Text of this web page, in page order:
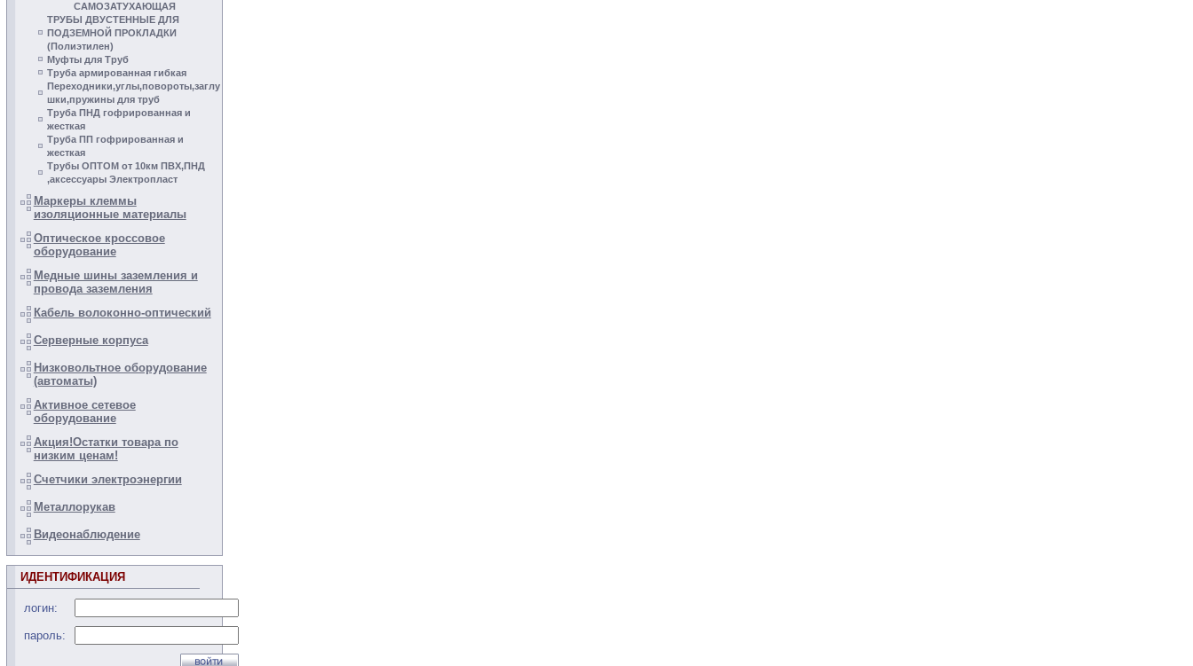
САМОЗАТУХАЮЩАЯ
ТРУБЫ ДВУСТЕННЫЕ ДЛЯ
ПОДЗЕМНОЙ ПРОКЛАДКИ
(Полиэтилен)
Муфты для Труб
Труба армированная гибкая
Переходники,углы,повороты,заглу
шки,пружины для труб
Труба ПНД гофрированная и
жесткая
Труба ПП гофрированная и
жесткая
Трубы ОПТОМ от 10км ПВХ,ПНД
,аксессуары Электропласт
Маркеры клеммы
изоляционные материалы
Оптическое кроссовое
оборудование
Медные шины заземления и
провода заземления
Кабель волоконно-оптический
Серверные корпуса
Низковольтное оборудование
(автоматы)
Активное сетевое
оборудование
Акция!Остатки товара по
низким ценам!
Счетчики электроэнергии
Металлорукав
Видеонаблюдение
ИДЕНТИФИКАЦИЯ
логин:
пароль: